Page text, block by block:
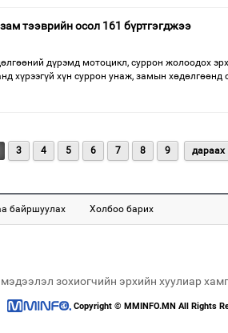
тээврийн осол 161 бүртгэгджээ
дүрэмд мотоцикл, суррон жолоодох
хүрээгүй хүн суррон унаж, замын
3 4 5 6 7 8 9 дараах
байршуулах Холбоо барих
зохиогчийн эрхийн хуулиар
Copyright © MMINFO.MN All Rights